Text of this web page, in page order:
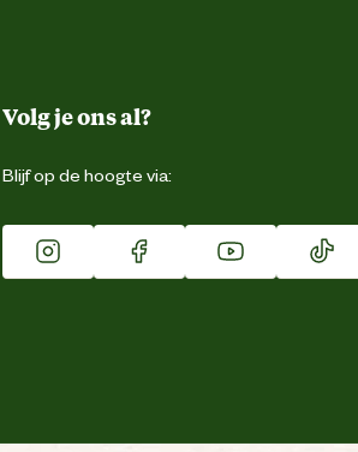
Volg je ons al?
Blijf op de hoogte via: